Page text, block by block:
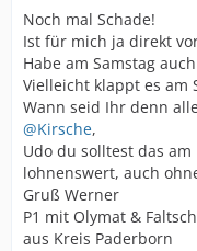
Noch mal Schade!
Ist für mich ja direkt
Habe am Samstag
Vielleicht klappt es am
Wann seid Ihr denn
@Kirsche,
Udo du solltest das
lohnenswert, auch
Gruß Werner
P1 mit Olymat &
aus Kreis Paderborn